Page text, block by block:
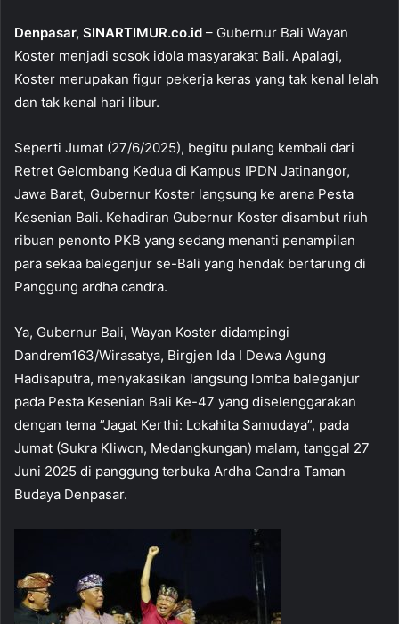
o
k
p
Denpasar, SINARTIMUR.co.id – Gubernur Bali Wayan
Koster menjadi sosok idola masyarakat Bali. Apalagi,
Koster merupakan figur pekerja keras yang tak kenal lelah
dan tak kenal hari libur.
Seperti Jumat (27/6/2025), begitu pulang kembali dari
Retret Gelombang Kedua di Kampus IPDN Jatinangor,
Jawa Barat, Gubernur Koster langsung ke arena Pesta
Kesenian Bali. Kehadiran Gubernur Koster disambut riuh
ribuan penonto PKB yang sedang menanti penampilan
para sekaa baleganjur se-Bali yang hendak bertarung di
Panggung ardha candra.
Ya, Gubernur Bali, Wayan Koster didampingi
Dandrem163/Wirasatya, Birgjen Ida I Dewa Agung
Hadisaputra, menyakasikan langsung lomba baleganjur
pada Pesta Kesenian Bali Ke-47 yang diselenggarakan
dengan tema ”Jagat Kerthi: Lokahita Samudaya”, pada
Jumat (Sukra Kliwon, Medangkungan) malam, tanggal 27
Juni 2025 di panggung terbuka Ardha Candra Taman
Budaya Denpasar.